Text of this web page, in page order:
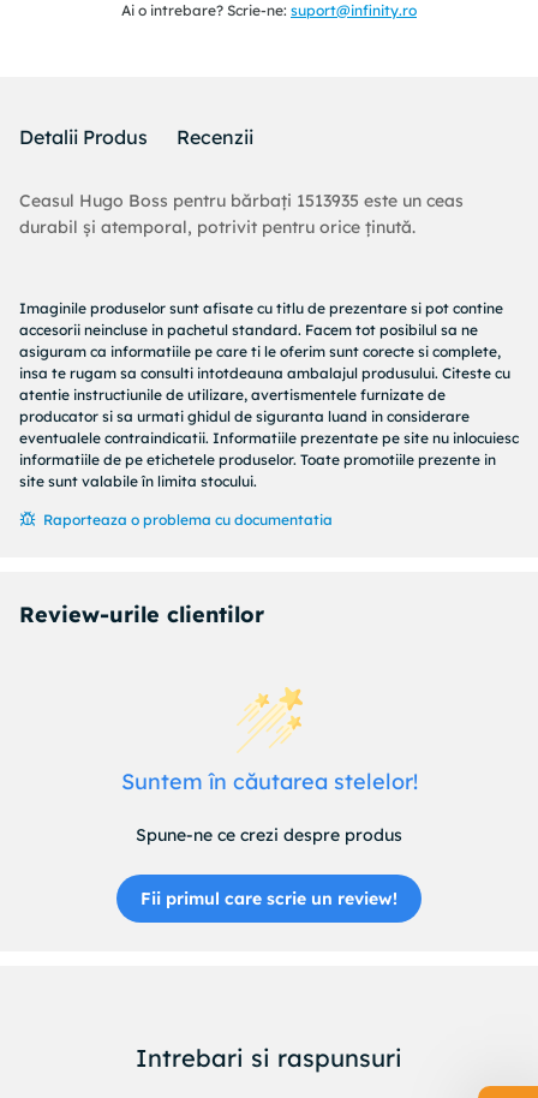
Ai o intrebare? Scrie-ne: suport@infinity.ro
Detalii Produs Recenzii
Ceasul Hugo Boss pentru bărbați 1513935 este un ceas
durabil și atemporal, potrivit pentru orice ținută.
Imaginile produselor sunt afisate cu titlu de prezentare si pot contine
accesorii neincluse in pachetul standard. Facem tot posibilul sa ne
asiguram ca informatiile pe care ti le oferim sunt corecte si complete,
insa te rugam sa consulti intotdeauna ambalajul produsului. Citeste cu
atentie instructiunile de utilizare, avertismentele furnizate de
producator si sa urmati ghidul de siguranta luand in considerare
eventualele contraindicatii. Informatiile prezentate pe site nu inlocuiesc
informatiile de pe etichetele produselor. Toate promotiile prezente in
site sunt valabile în limita stocului.
Raporteaza o problema cu documentatia
Review-urile clientilor
Suntem în căutarea stelelor!
Spune-ne ce crezi despre produs
Fii primul care scrie un review!
Intrebari si raspunsuri